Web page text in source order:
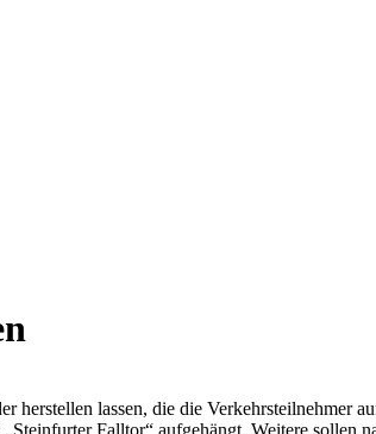
lassen, die die Verkehrsteilnehmer
Falltor“ aufgehängt. Weitere